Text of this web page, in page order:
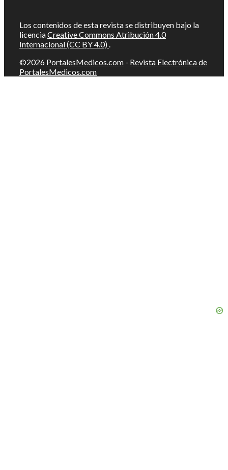
Los contenidos de esta revista se distribuyen bajo la
licenciaCreative Commons Atribución 4.0
Internacional (CC BY 4.0) .
©2026 PortalesMedicos.com - Revista Electrónica de
PortalesMedicos.com